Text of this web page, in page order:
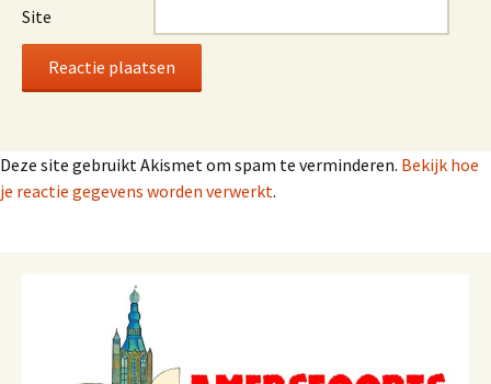
Site
Deze site gebruikt Akismet om spam te verminderen. Bekijk hoe
je reactie gegevens worden verwerkt.